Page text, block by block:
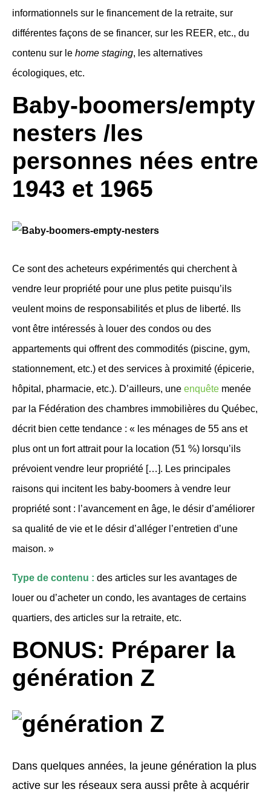
informationnels sur le financement de la retraite, sur
différentes façons de se financer, sur les REER, etc., du
contenu sur le home staging, les alternatives
écologiques, etc.
Baby-boomers/empty
nesters /les
personnes nées entre
1943 et 1965
Ce sont des acheteurs expérimentés qui cherchent à
vendre leur propriété pour une plus petite puisqu’ils
veulent moins de responsabilités et plus de liberté. Ils
vont être intéressés à louer des condos ou des
appartements qui offrent des commodités (piscine, gym,
stationnement, etc.) et des services à proximité (épicerie,
hôpital, pharmacie, etc.). D’ailleurs, une enquête menée
par la Fédération des chambres immobilières du Québec,
décrit bien cette tendance : « les ménages de 55 ans et
plus ont un fort attrait pour la location (51 %) lorsqu’ils
prévoient vendre leur propriété […]. Les principales
raisons qui incitent les baby-boomers à vendre leur
propriété sont : l’avancement en âge, le désir d’améliorer
sa qualité de vie et le désir d’alléger l’entretien d’une
maison. »
Type de contenu : des articles sur les avantages de
louer ou d’acheter un condo, les avantages de certains
quartiers, des articles sur la retraite, etc.
BONUS: Préparer la
génération Z
Dans quelques années, la jeune génération la plus
active sur les réseaux sera aussi prête à acquérir